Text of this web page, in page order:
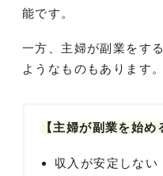
能です。
一方、主婦が副業をす
ようなものもあります。
【主婦が副業を始め
収入が安定しない